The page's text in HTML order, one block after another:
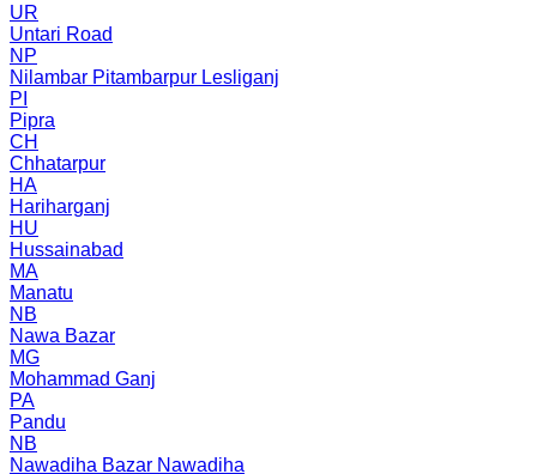
UR
Untari Road
NP
Nilambar Pitambarpur Lesliganj
PI
Pipra
CH
Chhatarpur
HA
Hariharganj
HU
Hussainabad
MA
Manatu
NB
Nawa Bazar
MG
Mohammad Ganj
PA
Pandu
NB
Nawadiha Bazar Nawadiha